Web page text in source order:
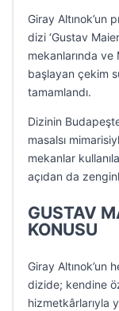
Giray Altınok’un
dizi ‘Gustav
mekanlarında ve
başlayan çekim
tamamlandı.
Dizinin
masalsı
mekanlar
açıdan da
GUSTAV
KONUSU
Giray Altınok’un
dizide; kendine
hizmetkârlarıyla